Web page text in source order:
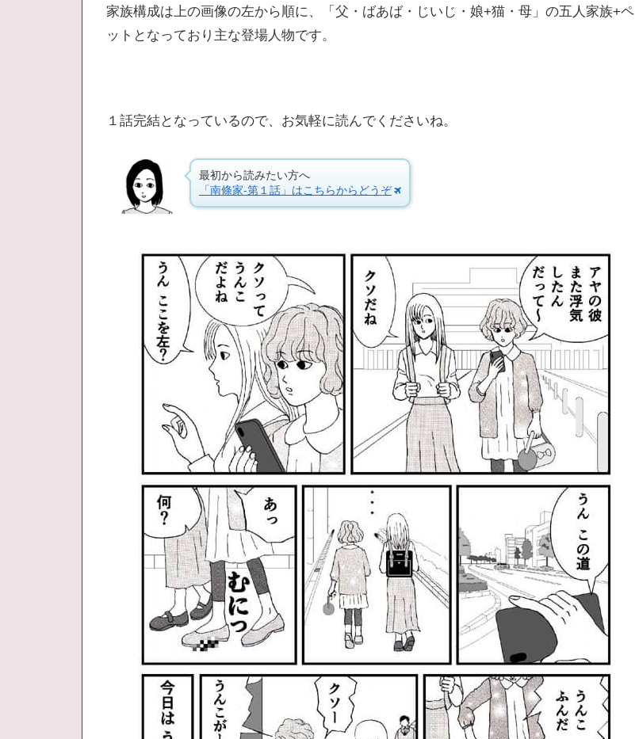
家族構成は上の画像の左から順に、「父・ばあば・じいじ・娘+猫・母」の五人家族+ペ
ットとなっており主な登場人物です。
１話完結となっているので、お気軽に読んでくださいね。
最初から読みたい方へ
「南條家-第１話」はこちらからどうぞ